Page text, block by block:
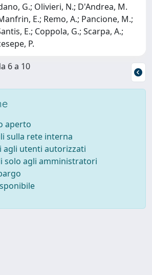
G.; Olivieri, N.; D'Andrea, M.
E.; Remo, A.; Pancione, M.;
E.; Coppola, G.; Scarpa, A.;
P.
6 a 10
aperto
sulla rete interna
agli utenti autorizzati
solo agli amministratori